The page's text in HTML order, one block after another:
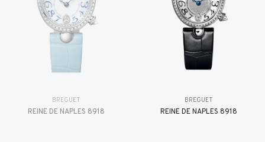
BREGUET
REINE DE NAPLES 8918
BREGUET
REINE DE NAPLES 8918